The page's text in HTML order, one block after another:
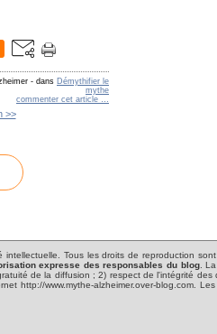
- dans Démythifier le
mythe
commenter cet article …
>>
Tous les droits de reproduction
expresse des responsables du blog.
de la diffusion ; 2) respect de l'intégrité des
http://www.mythe-alzheimer.over-blog.com.